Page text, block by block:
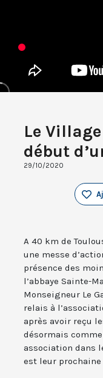
Le
début
29/10/2020
A 40 km de
une messe
présence des
l’abbaye Sainte-
Monseigneur Le
relais à
après avoir reçu
désormais
association dans
est leur prochaine